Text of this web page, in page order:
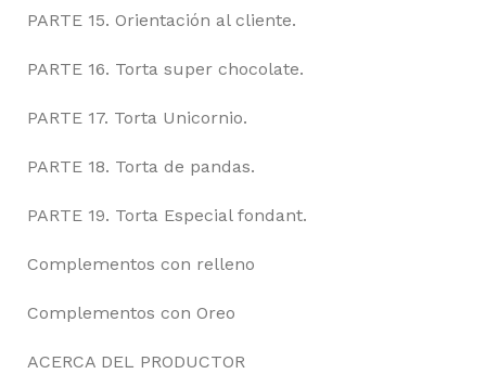
PARTE 15. Orientación al cliente.
PARTE 16. Torta super chocolate.
PARTE 17. Torta Unicornio.
PARTE 18. Torta de pandas.
PARTE 19. Torta Especial fondant.
Complementos con relleno
Complementos con Oreo
ACERCA DEL PRODUCTOR